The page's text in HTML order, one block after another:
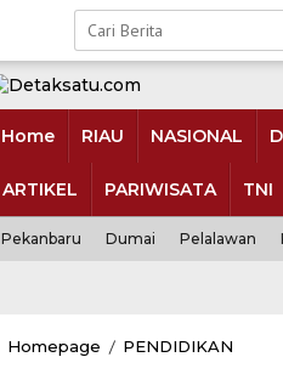
Home RIAU NASIONAL
ARTIKEL PARIWISATA TNI
Pekanbaru Dumai Pelalawan
Homepage / PENDIDIKAN